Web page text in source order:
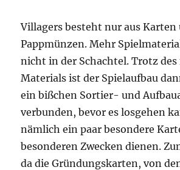
Villagers besteht nur aus Karten
Pappmünzen. Mehr
nicht in der Schachtel. Trotz des
Materials ist der Spielaufbau
ein bißchen Sortier- und
verbunden, bevor es losgehen
nämlich ein paar besondere
besonderen Zwecken dienen.
da die Gründungskarten, von